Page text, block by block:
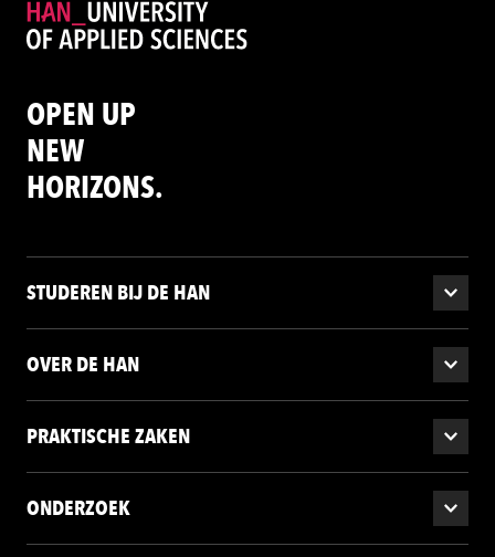
OPEN UP
NEW
HORIZONS.
STUDEREN BIJ DE HAN
OVER DE HAN
PRAKTISCHE ZAKEN
ONDERZOEK